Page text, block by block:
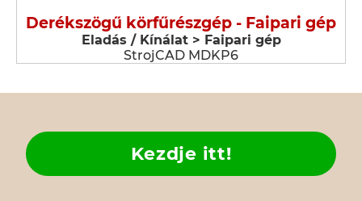
Derékszögű körfűrészgép - Faipari gép
Eladás / Kínálat > Faipari gép
StrojCAD MDKP6
Kezdje itt!